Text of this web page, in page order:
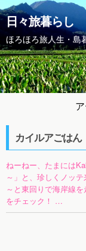
日々旅暮らし
ほろほろ旅人生・島
カイルアご
ねーねー、たまには
～」と、珍しくノッ
～と東回りで海岸線
をチェック！ …